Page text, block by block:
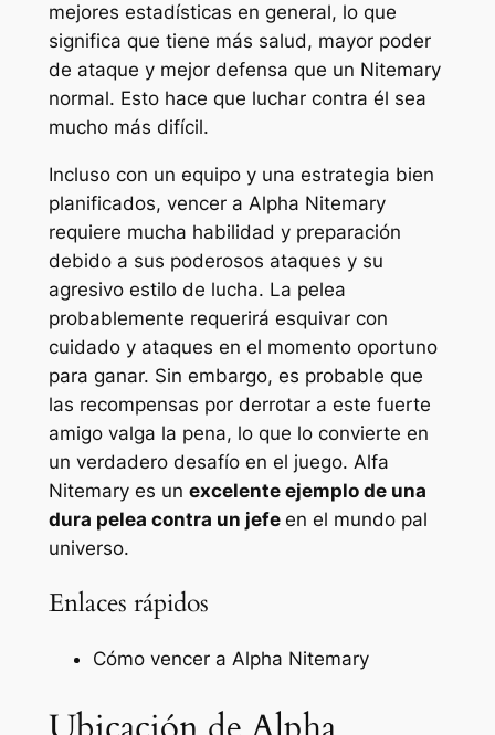
mejores estadísticas en general, lo que
significa que tiene más salud, mayor poder
de ataque y mejor defensa que un Nitemary
normal. Esto hace que luchar contra él sea
mucho más difícil.
Incluso con un equipo y una estrategia bien
planificados, vencer a Alpha Nitemary
requiere mucha habilidad y preparación
debido a sus poderosos ataques y su
agresivo estilo de lucha. La pelea
probablemente requerirá esquivar con
cuidado y ataques en el momento oportuno
para ganar. Sin embargo, es probable que
las recompensas por derrotar a este fuerte
amigo valga la pena, lo que lo convierte en
un verdadero desafío en el juego. Alfa
Nitemary es un excelente ejemplo de una
dura pelea contra un jefe en el mundo pal
universo.
Enlaces rápidos
Cómo vencer a Alpha Nitemary